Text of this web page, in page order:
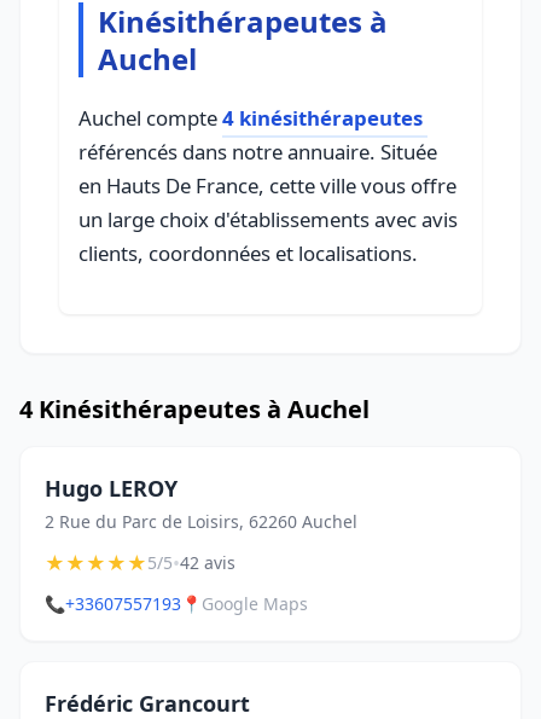
Kinésithérapeutes à
Auchel
Auchel compte4 kinésithérapeutes
référencés dans notre annuaire. Située
en Hauts De France, cette ville vous offre
un large choix d'établissements avec avis
clients, coordonnées et localisations.
4 Kinésithérapeutes à Auchel
Hugo LEROY
2 Rue du Parc de Loisirs, 62260 Auchel
★★★★★5/5•42 avis
📞+33607557193 📍 Google Maps
Frédéric Grancourt